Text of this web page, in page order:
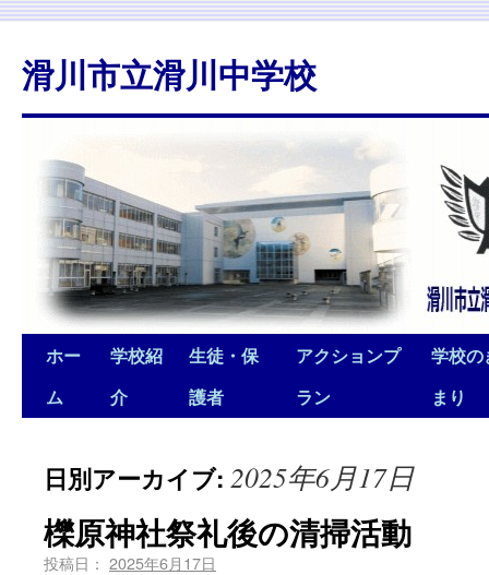
滑川市立滑川中学校
ホー
ム
学校紹
介
生徒・保
護者
アクションプ
ラン
学校の
まり
日別アーカイブ: 2025年6月17日
櫟原神社祭礼後の清掃活動
投稿日： 2025年6月17日